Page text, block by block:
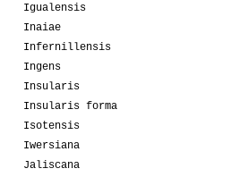
Igualensis
Inaiae
Infernillensis
Ingens
Insularis
Insularis forma
Isotensis
Iwersiana
Jaliscana